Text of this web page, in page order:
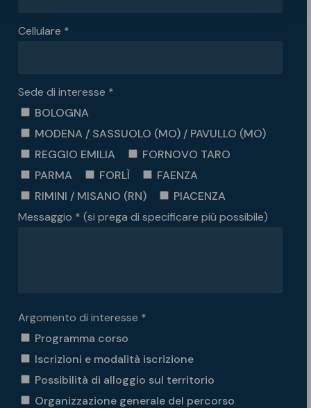
Cellulare *
Sede di interesse *
BOLOGNA
MODENA / SASSUOLO (MO) / PAVULLO (MO)
REGGIO EMILIA
FORNOVO TARO
PARMA
FORLÌ
FAENZA
RIMINI / MISANO (RN)
PIACENZA
Messaggio * (si prega di specificare più possibile)
Argomento di interesse *
Programma corso
Iscrizioni e modalità iscrizione
Possibilità di alloggio sul territorio
Organizzazione generale del percorso